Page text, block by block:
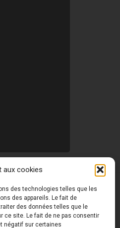
aux cookies
des technologies telles que les
des appareils. Le fait de
des données telles que le
ce site. Le fait de ne pas consentir
négatif sur certaines
la propriété de